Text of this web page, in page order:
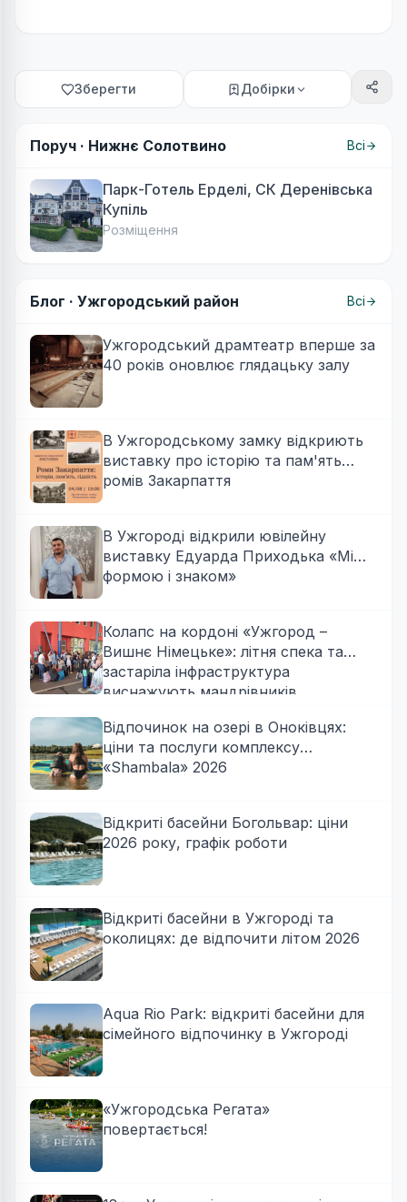
Зберегти Добірки
Поруч · Нижнє Солотвино Всі
Парк-Готель Ерделі, СК Деренівська
Купіль
Розміщення
Блог · Ужгородський район Всі
Ужгородський драмтеатр вперше за
40 років оновлює глядацьку залу
В Ужгородському замку відкриють
виставку про історію та пам'ять
ромів Закарпаття
В Ужгороді відкрили ювілейну
виставку Едуарда Приходька «Між
формою і знаком»
Колапс на кордоні «Ужгород –
Вишнє Німецьке»: літня спека та
застаріла інфраструктура
виснажують мандрівників
Відпочинок на озері в Оноківцях:
ціни та послуги комплексу
«Shambala» 2026
Відкриті басейни Богольвар: ціни
2026 року, графік роботи
Відкриті басейни в Ужгороді та
околицях: де відпочити літом 2026
Aqua Rio Park: відкриті басейни для
сімейного відпочинку в Ужгороді
«Ужгородська Регата»
повертається!